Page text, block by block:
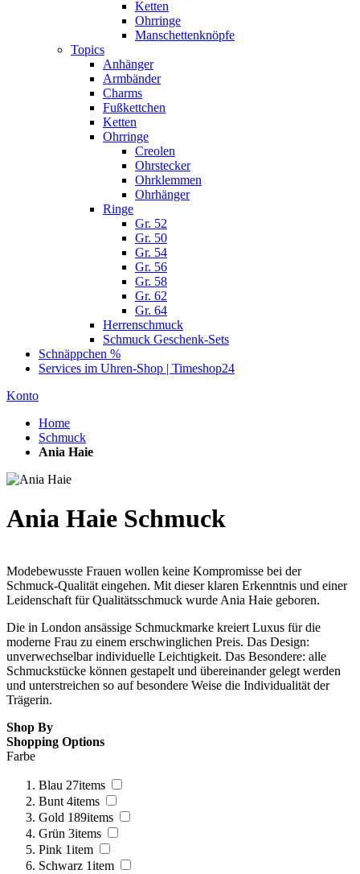
Ketten
Ohrringe
Manschettenknöpfe
Topics
Anhänger
Armbänder
Charms
Fußkettchen
Ketten
Ohrringe
Creolen
Ohrstecker
Ohrklemmen
Ohrhänger
Ringe
Gr. 52
Gr. 50
Gr. 54
Gr. 56
Gr. 58
Gr. 62
Gr. 64
Herrenschmuck
Schmuck Geschenk-Sets
Schnäppchen %
Services im Uhren-Shop | Timeshop24
Konto
Home
Schmuck
Ania Haie
Ania Haie Schmuck
Modebewusste Frauen wollen keine Kompromisse bei der
Schmuck-Qualität eingehen. Mit dieser klaren Erkenntnis und einer
Leidenschaft für Qualitätsschmuck wurde Ania Haie geboren.
Die in London ansässige Schmuckmarke kreiert Luxus für die
moderne Frau zu einem erschwinglichen Preis. Das Design:
unverwechselbar individuelle Leichtigkeit. Das Besondere: alle
Schmuckstücke können gestapelt und übereinander gelegt werden
und unterstreichen so auf besondere Weise die Individualität der
Trägerin.
Shop By
Shopping Options
Farbe
Blau 27items
Bunt 4items
Gold 189items
Grün 3items
Pink 1item
Schwarz 1item